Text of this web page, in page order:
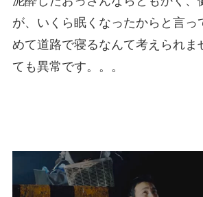
が、いくら眠くなったからと言っ
めて道路で寝るなんて考えられま
ても異常です。。。